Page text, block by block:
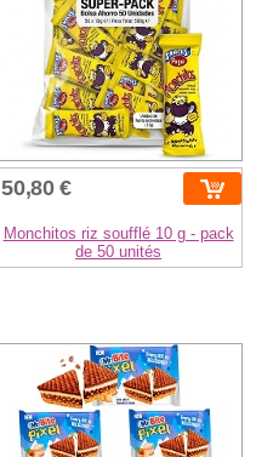
50,80 €
Monchitos riz soufflé 10 g - pack
de 50 unités